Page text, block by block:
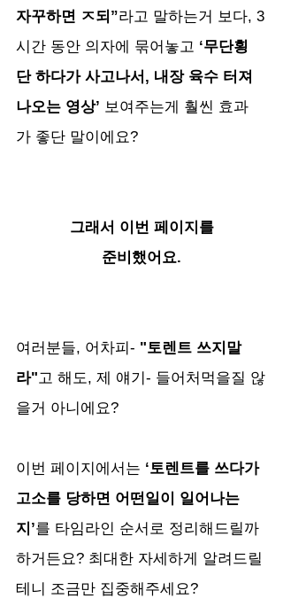
자꾸하면 ㅈ되”라고 말하는거 보다, 3
시간 동안 의자에 묶어놓고 ‘무단횡
단 하다가 사고나서, 내장 육수 터져
나오는 영상’ 보여주는게 훨씬 효과
가 좋단 말이에요?
그래서 이번 페이지를
준비했어요.
여러분들, 어차피- "토렌트 쓰지말
라"고 해도, 제 얘기- 들어처먹을질 않
을거 아니에요?
이번 페이지에서는 ‘토렌트를 쓰다가
고소를 당하면 어떤일이 일어나는
지’를 타임라인 순서로 정리해드릴까
하거든요? 최대한 자세하게 알려드릴
테니 조금만 집중해주세요?